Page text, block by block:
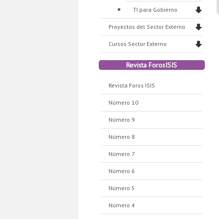
TI para Gobierno
Proyectos del Sector Externo
Cursos Sector Externo
Revista ForosISIS
Revista Foros ISIS
Número 10
Número 9
Número 8
Número 7
Número 6
Número 5
Número 4